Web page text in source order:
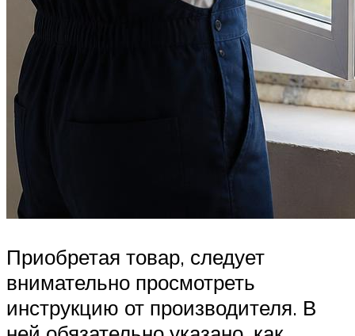
Приобретая товар, следует
внимательно просмотреть
инструкцию от производителя. В